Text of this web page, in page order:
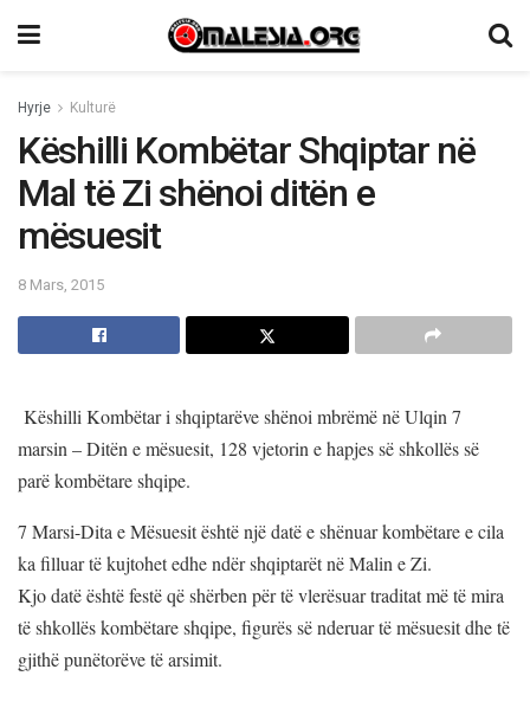
Hyrje Kulturë
Këshilli Kombëtar Shqiptar në
Mal të Zi shënoi ditën e
mësuesit
8 Mars, 2015
Këshilli Kombëtar i shqiptarëve shënoi mbrëmë në Ulqin 7
marsin – Ditën e mësuesit, 128 vjetorin e hapjes së shkollës së
parë kombëtare shqipe.
7 Marsi-Dita e Mësuesit është një datë e shënuar kombëtare e cila
ka filluar të kujtohet edhe ndër shqiptarët në Malin e Zi.
Kjo datëështë festë që shërben për të vlerësuar traditat më të mira
të shkollës kombëtare shqipe, figurës së nderuar të mësuesit dhe të
gjithë punëtorëve të arsimit.